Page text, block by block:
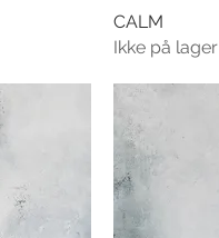
CALM
Ikke på lager